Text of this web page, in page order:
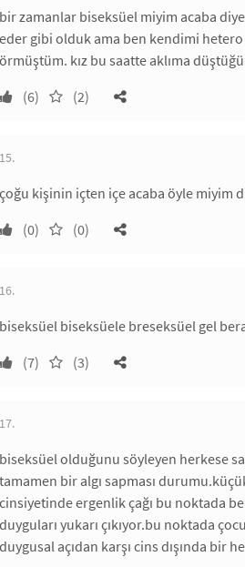
bir zamanlar biseksüel miyim acaba
eder gibi olduk ama ben kendimi hetero
örmüştüm. kız bu saatte aklıma
(6)
(2)
15.
çoğu kişinin içten içe acaba öyle miyim
(0)
(0)
16.
biseksüel biseksüele breseksüel gel
(7)
(3)
17.
biseksüel olduğunu söyleyen herkese
tamamen bir algı sapması
cinsiyetinde ergenlik çağı bu noktada
duyguları yukarı çıkıyor.bu noktada
duygusal açıdan karşı cins dışında bir